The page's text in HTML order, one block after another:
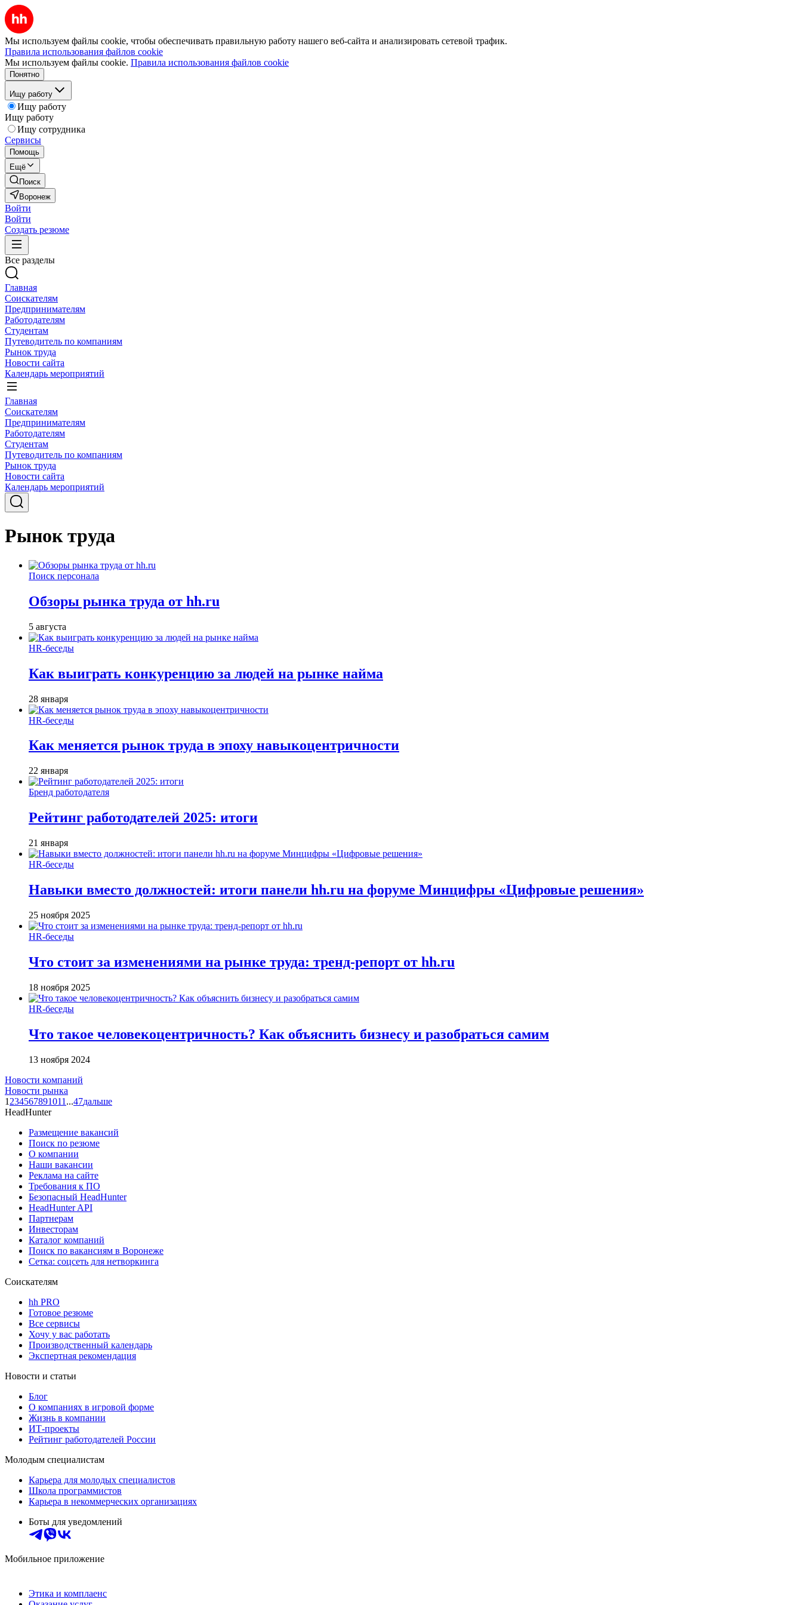
Мы используем файлы cookie, чтобы обеспечивать правильную работу нашего веб-сайта и анализировать сетевой трафик.
Правила использования файлов cookie
Мы используем файлы cookie. Правила использования файлов cookie
Понятно
Ищу работу
Ищу работу
Ищу работу
Ищу сотрудника
Сервисы
Помощь
Ещё
Поиск
Воронеж
Войти
Войти
Создать резюме
Все разделы
Главная
Соискателям
Предпринимателям
Работодателям
Студентам
Путеводитель по компаниям
Рынок труда
Новости сайта
Календарь мероприятий
Главная
Соискателям
Предпринимателям
Работодателям
Студентам
Путеводитель по компаниям
Рынок труда
Новости сайта
Календарь мероприятий
Рынок труда
Поиск персонала
Обзоры рынка труда от hh.ru
5 августа
HR-беседы
Как выиграть конкуренцию за людей на рынке найма
28 января
HR-беседы
Как меняется рынок труда в эпоху навыкоцентричности
22 января
Бренд работодателя
Рейтинг работодателей 2025: итоги
21 января
HR-беседы
Навыки вместо должностей: итоги панели hh.ru на форуме Минцифры «Цифровые решения»
25 ноября 2025
HR-беседы
Что стоит за изменениями на рынке труда: тренд-репорт от hh.ru
18 ноября 2025
HR-беседы
Что такое человеко­центричность? Как объяснить бизнесу и разобраться самим
13 ноября 2024
Новости компаний
Новости рынка
1 234567891011 ...47дальше
HeadHunter
Размещение вакансий
Поиск по резюме
О компании
Наши вакансии
Реклама на сайте
Требования к ПО
Безопасный HeadHunter
HeadHunter API
Партнерам
Инвесторам
Каталог компаний
Поиск по вакансиям в Воронеже
Сетка: соцсеть для нетворкинга
Соискателям
hh PRO
Готовое резюме
Все сервисы
Хочу у вас работать
Производственный календарь
Экспертная рекомендация
Новости и статьи
Блог
О компаниях в игровой форме
Жизнь в компании
ИТ-проекты
Рейтинг работодателей России
Молодым специалистам
Карьера для молодых специалистов
Школа программистов
Карьера в некоммерческих организациях
Боты для уведомлений
Мобильное приложение
Этика и комплаенс